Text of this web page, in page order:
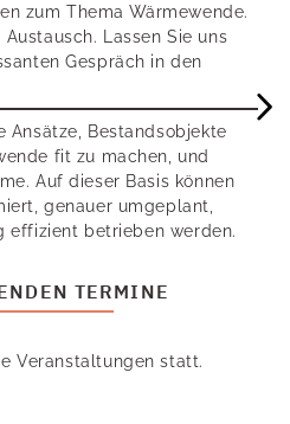
zum Thema Wärmewende.
Lassen Sie uns
Gespräch in den
Ansätze, Bestandsobjekte
fit zu machen, und
Auf dieser Basis können
genauer umgeplant,
effizient betrieben werden.
TERMINE
Veranstaltungen statt.